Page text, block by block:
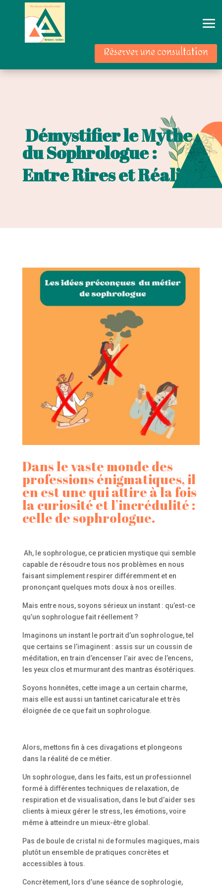
Réserver une consultation
Démystifier le Mythe
du Sophrologue :
Entre Rires et Réalité
Dans le vaste monde des
professions énigmatiques, il
en est une qui attire à la fois
la curiosité et l’incrédulité :
celle de sophrologue.
Ah, le sophrologue, ce praticien mystique qui semble
capable de résoudre tous nos problèmes en nous
faisant simplement respirer différemment et en
prononçant quelques mots doux à nos oreilles.
Mais entre nous, soyons sérieux un instant : qu’est-ce
qu’un sophrologue fait réellement ?
Imaginons un instant le portrait d’un sophrologue, tel
que certains se l’imaginent : assis sur un coussin de
méditation, en train d’encenser l’air avec de l’encens,
les yeux clos et murmurant des mantras ésotériques.
Soyons honnêtes, cette image a un certain charme,
mais elle est aussi un tantinet caricaturale et très
éloignée de ce que fait un sophrologue.
Alors, mettons fin à ces divagations et plongeons
dans la réalité de ce métier.
Un sophrologue, dans les faits, est un professionnel
formé à différentes techniques de relaxation, de
respiration et de visualisation, dans le but d’aider ses
clients à mieux gérer le stress, les émotions, voire
même à atteindre un mieux-être global.
Pas de boule de cristal ni de formules magiques, mais
plutôt un ensemble de pratiques concrètes et
accessibles à tous.
Concrètement, lors d’une séance de sophrologie,